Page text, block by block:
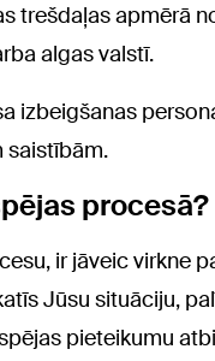
trešdaļas apmērā
algas valstī.
izbeigšanas
saistībām.
procesā?
ir jāveic virkne
Jūsu situāciju,
pieteikumu